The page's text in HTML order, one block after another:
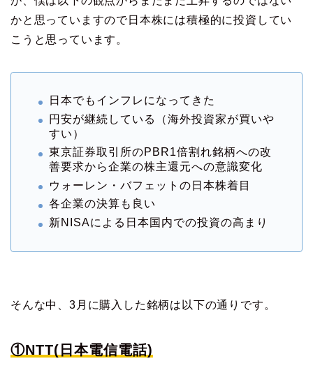
かと思っていますので日本株には積極的に投資してい
こうと思っています。
日本でもインフレになってきた
円安が継続している（海外投資家が買いや
すい）
東京証券取引所のPBR1倍割れ銘柄への改
善要求から企業の株主還元への意識変化
ウォーレン・バフェットの日本株着目
各企業の決算も良い
新NISAによる日本国内での投資の高まり
そんな中、3月に購入した銘柄は以下の通りです。
①NTT(日本電信電話)